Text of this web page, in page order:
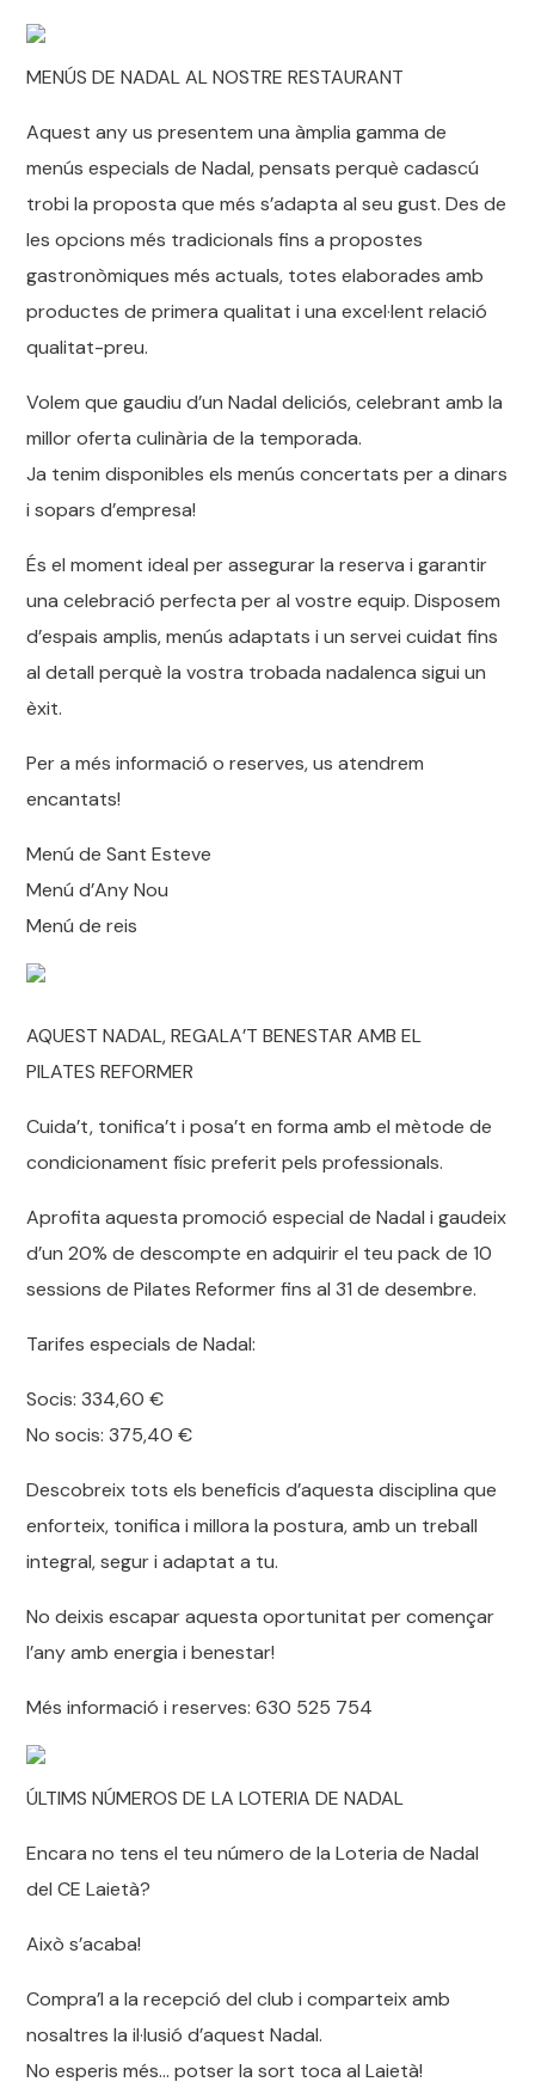
MENÚS DE NADAL AL NOSTRE RESTAURANT
Aquest any us presentem una àmplia gamma de
menús especials de Nadal, pensats perquè cadascú
trobi la proposta que més s’adapta al seu gust. Des de
les opcions més tradicionals fins a propostes
gastronòmiques més actuals, totes elaborades amb
productes de primera qualitat i una excel·lent relació
qualitat-preu.
Volem que gaudiu d’un Nadal deliciós, celebrant amb la
millor oferta culinària de la temporada.
Ja tenim disponibles els menús concertats per a dinars
i sopars d’empresa!
És el moment ideal per assegurar la reserva i garantir
una celebració perfecta per al vostre equip. Disposem
d’espais amplis, menús adaptats i un servei cuidat fins
al detall perquè la vostra trobada nadalenca sigui un
èxit.
Per a més informació o reserves, us atendrem
encantats!
Menú de Sant Esteve
Menú d’Any Nou
Menú de reis
AQUEST NADAL, REGALA’T BENESTAR AMB EL
PILATES REFORMER
Cuida’t, tonifica’t i posa’t en forma amb el mètode de
condicionament físic preferit pels professionals.
Aprofita aquesta promoció especial de Nadal i gaudeix
d’un 20% de descompte en adquirir el teu pack de 10
sessions de Pilates Reformer fins al 31 de desembre.
Tarifes especials de Nadal:
Socis: 334,60 €
No socis: 375,40 €
Descobreix tots els beneficis d’aquesta disciplina que
enforteix, tonifica i millora la postura, amb un treball
integral, segur i adaptat a tu.
No deixis escapar aquesta oportunitat per començar
l’any amb energia i benestar!
Més informació i reserves: 630 525 754
ÚLTIMS NÚMEROS DE LA LOTERIA DE NADAL
Encara no tens el teu número de la Loteria de Nadal
del CE Laietà?
Això s’acaba!
Compra’l a la recepció del club i comparteix amb
nosaltres la il·lusió d’aquest Nadal.
No esperis més… potser la sort toca al Laietà!